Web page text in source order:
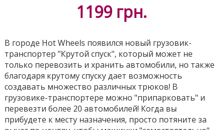
1199 грн.
В городе Hot Wheels появился новый грузовик-
транспортер "Крутой спуск", который может не
только перевозить и хранить автомобили, но также
благодаря крутому спуску дает возможность
создавать множество различных трюков! В
грузовике-транспортере можно "припарковать" и
перевезти более 20 автомобилей! Когда вы
прибудете к месту назначения, просто потяните за